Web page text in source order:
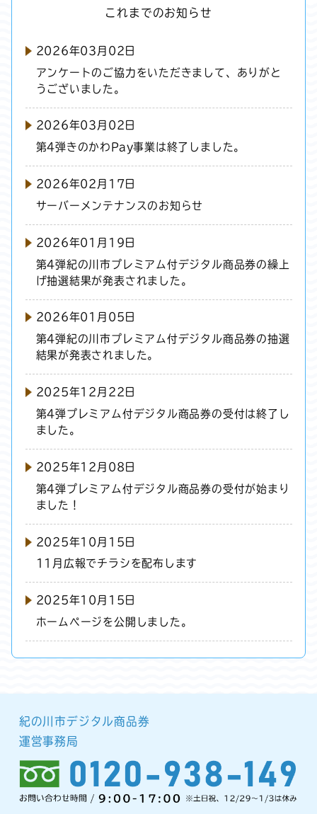
これまでのお知らせ
2026年03月02日
アンケートのご協力をいただきまして、ありがと
うございました。
2026年03月02日
第4弾きのかわPay事業は終了しました。
2026年02月17日
サーバーメンテナンスのお知らせ
2026年01月19日
第4弾紀の川市プレミアム付デジタル商品券の繰上
げ抽選結果が発表されました。
2026年01月05日
第4弾紀の川市プレミアム付デジタル商品券の抽選
結果が発表されました。
2025年12月22日
第4弾プレミアム付デジタル商品券の受付は終了し
ました。
2025年12月08日
第4弾プレミアム付デジタル商品券の受付が始まり
ました！
2025年10月15日
11月広報でチラシを配布します
2025年10月15日
ホームぺージを公開しました。
紀の川市デジタル商品券
運営事務局